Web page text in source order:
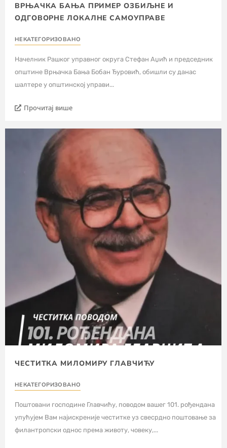
ВРЊАЧКА БАЊА ПРИМЕР ОЗБИЉНЕ И
ОДГОВОРНЕ ЛОКАЛНЕ САМОУПРАВЕ
НЕКАТЕГОРИЗОВАНО
Начелник Рашког управног округа Стефан Аџић и председник
општине Врњачка Бања Бобан Ђуровић, обишли су данас
шалтере у општинској управи...
Прочитај више
ЧЕСТИТКА МИЛОМИРУ ГЛАВЧИЋУ
НЕКАТЕГОРИЗОВАНО
Поштовани господине Главчићу, поводом вашег 101. рођендана
упућујем Вам најискреније честитке уз свесрдно поштовање за
филантропски однос према животу, човеку,...